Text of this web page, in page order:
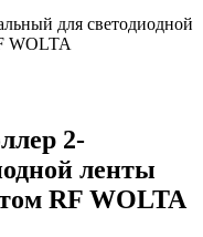
для светодиодной
WOLTA
2-
ленты
RF WOLTA